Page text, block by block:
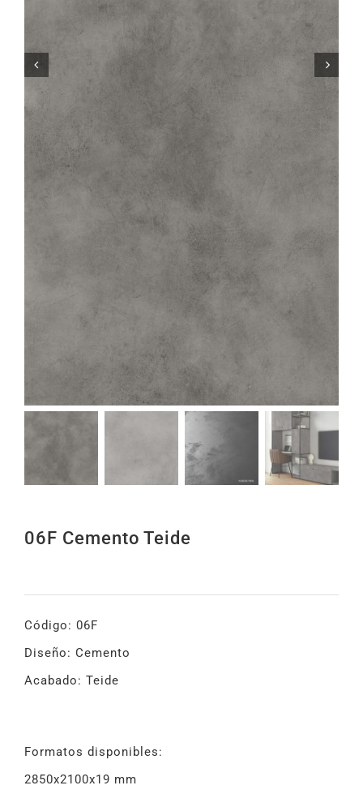
06F Cemento Teide
Código: 06F
Diseño: Cemento
Acabado: Teide
Formatos disponibles:
2850x2100x19 mm